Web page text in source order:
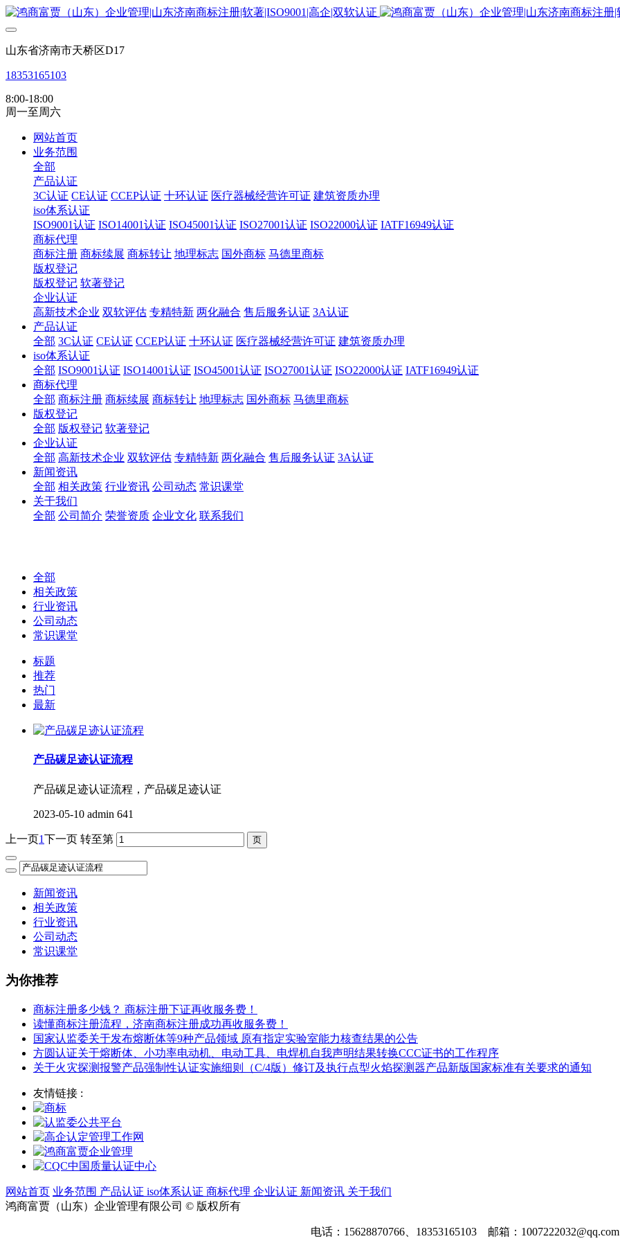
山东省济南市天桥区D17
18353165103
8:00-18:00
周一至周六
网站首页
业务范围
全部
产品认证
3C认证 CE认证 CCEP认证 十环认证 医疗器械经营许可证 建筑资质办理
iso体系认证
ISO9001认证 ISO14001认证 ISO45001认证 ISO27001认证 ISO22000认证 IATF16949认证
商标代理
商标注册 商标续展 商标转让 地理标志 国外商标 马德里商标
版权登记
版权登记 软著登记
企业认证
高新技术企业 双软评估 专精特新 两化融合 售后服务认证 3A认证
产品认证
全部 3C认证 CE认证 CCEP认证 十环认证 医疗器械经营许可证 建筑资质办理
iso体系认证
全部 ISO9001认证 ISO14001认证 ISO45001认证 ISO27001认证 ISO22000认证 IATF16949认证
商标代理
全部 商标注册 商标续展 商标转让 地理标志 国外商标 马德里商标
版权登记
全部 版权登记 软著登记
企业认证
全部 高新技术企业 双软评估 专精特新 两化融合 售后服务认证 3A认证
新闻资讯
全部 相关政策 行业资讯 公司动态 常识课堂
关于我们
全部 公司简介 荣誉资质 企业文化 联系我们
全部
相关政策
行业资讯
公司动态
常识课堂
标题
推荐
热门
最新
产品碳足迹认证流程
产品碳足迹认证流程，产品碳足迹认证
2023-05-10 admin 641
上一页1下一页 转至第
新闻资讯
相关政策
行业资讯
公司动态
常识课堂
为你推荐
商标注册多少钱？ 商标注册下证再收服务费！
读懂商标注册流程，济南商标注册成功再收服务费！
国家认监委关于发布熔断体等9种产品领域 原有指定实验室能力核查结果的公告
方圆认证关于熔断体、小功率电动机、电动工具、电焊机自我声明结果转换CCC证书的工作程序
关于火灾探测报警产品强制性认证实施细则（C/4版）修订及执行点型火焰探测器产品新版国家标准有关要求的通知
友情链接 :
网站首页 业务范围 产品认证 iso体系认证 商标代理 企业认证 新闻资讯 关于我们
鸿商富贾（山东）企业管理有限公司 © 版权所有
电话：15628870766、18353165103 邮箱：1007222032@qq.com